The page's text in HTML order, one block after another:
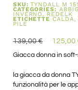
SKU:TYNDALL M 151
CATEGORIES:
INVERNO , REDELK
ETICHETTE CALDA,
PILE
139,00€ 125,00
Giacca donna in soft-
la giacca da donna
funzionalità per le